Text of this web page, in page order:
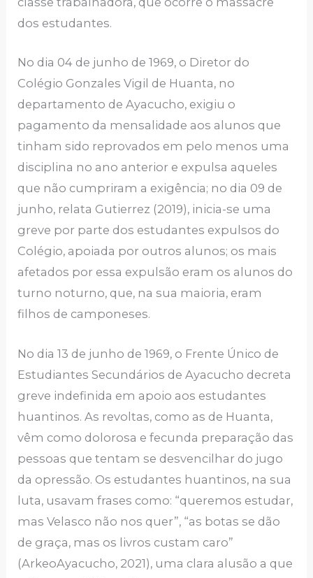
dos estudantes.
No dia 04 de junho de 1969, o Diretor do
Colégio Gonzales Vigil de Huanta, no
departamento de Ayacucho, exigiu o
pagamento da mensalidade aos alunos que
tinham sido reprovados em pelo menos uma
disciplina no ano anterior e expulsa aqueles
que não cumpriram a exigência; no dia 09 de
junho, relata Gutierrez (2019), inicia-se uma
greve por parte dos estudantes expulsos do
Colégio, apoiada por outros alunos; os mais
afetados por essa expulsão eram os alunos do
turno noturno, que, na sua maioria, eram
filhos de camponeses.
No dia 13 de junho de 1969, o Frente Único de
Estudiantes Secundários de Ayacucho decreta
greve indefinida em apoio aos estudantes
huantinos. As revoltas, como as de Huanta,
vêm como dolorosa e fecunda preparação das
pessoas que tentam se desvencilhar do jugo
da opressão. Os estudantes huantinos, na sua
luta, usavam frases como: “queremos estudar,
mas Velasco não nos quer”, “as botas se dão
de graça, mas os livros custam caro”
(ArkeoAyacucho, 2021), uma clara alusão a que